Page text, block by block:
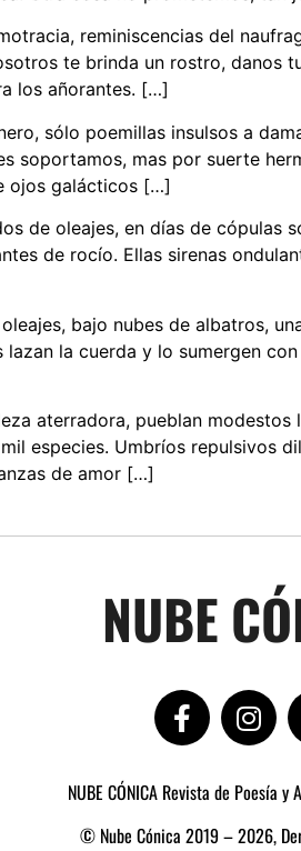
reminiscencias del
te brinda un rostro, danos
los añorantes. […]
sólo poemillas insulsos a
soportamos, mas por suerte
ojos galácticos […]
de oleajes, en días de
de rocío. Ellas sirenas
bajo nubes de albatros,
lazan la cuerda y lo sumergen
aterradora, pueblan
especies. Umbríos repulsivos
de amor […]
NUBE
NUBE CÓNICA Revista de Poesía
© Nube Cónica 2019 – 2026,